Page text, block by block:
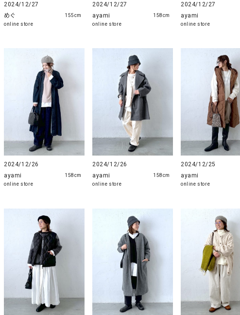
2024/12/27
めぐ
online store
155cm
2024/12/27
ayami
online store
158cm
2024/12/27
ayami
online store
2024/12/26
ayami
online store
158cm
2024/12/26
ayami
online store
158cm
2024/12/25
ayami
online store